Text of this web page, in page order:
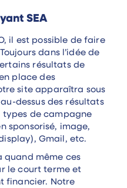
SEA
il est possible de faire
dans l’idée de
résultats de
place des
site apparaîtra sous
dessus des résultats
types de campagne
sponsorisé, image,
Gmail, etc.
quand même ces
le court terme et
financier. Notre